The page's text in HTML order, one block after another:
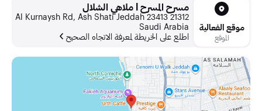
موقع الفعالية
الموقع
مسرح المسرح l ملاهي الشلال
Al Kurnaysh Rd, Ash Shati Jeddah 23413 21312
Saudi Arabia
اطلع على الخريطة لمعرفة الاتجاه الصحيح